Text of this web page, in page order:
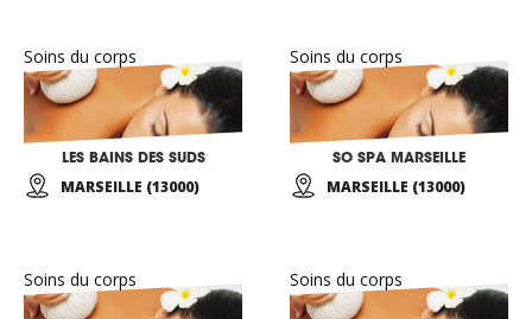
Soins du corps
LES BAINS DES SUDS
MARSEILLE (13000)
Soins du corps
SO SPA MARSEILLE
MARSEILLE (13000)
Soins du corps Soins du corps